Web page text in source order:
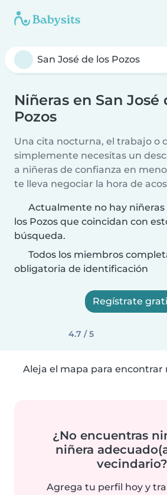
Niñeras en San José
Pozos
Una cita nocturna, el trabajo o
simplemente necesitas un
a niñeras de confianza en
te lleva negociar la hora de
Actualmente no hay niñeras
los Pozos que coincidan con
búsqueda.
Todos los miembros
obligatoria de identificación
Regístrate
4.7 / 5
Aleja el mapa para encontrar
¿No encuentras
niñera
vecindario?
Agrega tu perfil hoy y